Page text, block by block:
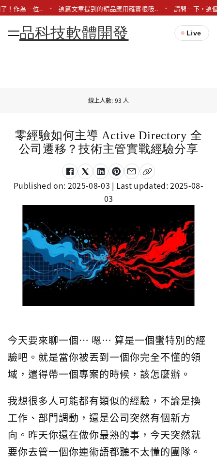
！作為一位.. 這篇文章提到的精品應用確實很吸.. 請問一下，這
品科技軟體開發 Live
線上人數: 93 人
零經驗如何主導 Active Directory 全
公司遷移？技術主管實戰經驗分享
Published on: 2025-08-03 | Last updated:2025-08-
03
今天要來聊一個… 嗯… 算是一個蠻特別的經
驗吧。就是當你被丟到一個你完全不懂的領
域，還得帶一個專案的時候，該怎麼辦。
我想很多人可能都有類似的經驗，不論是換
工作、部門調動，還是公司突然有個新方
向。昨天你還在做你最熟的事，今天突然就
要你去管一個你連術語都聽不太懂的團隊。